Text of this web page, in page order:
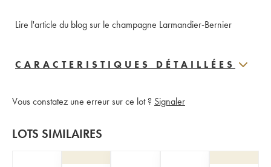
Lire l'article du blog sur le champagne Larmandier-Bernier
CARACTERISTIQUES DÉTAILLÉES
Vous constatez une erreur sur ce lot ? Signaler
LOTS SIMILAIRES